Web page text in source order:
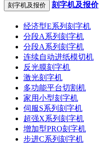
刻字机及报价 刻字机及报价
经济型E系列刻字机
分段A系列刻字机
分段A系列刻字机
连续自动进纸模切机
反光膜刻字机
激光刻字机
多功能平台切割机
家用小型刻字机
伺服S系列刻字机
超强X系列刻字机
增加型PRO刻字机
步进C系列刻字机